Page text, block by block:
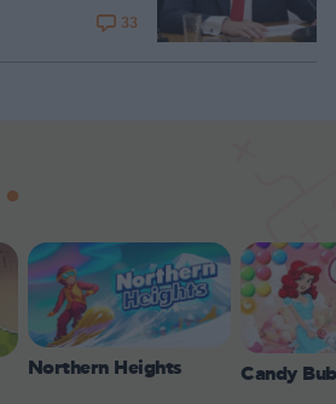
33
Northern Heights Candy